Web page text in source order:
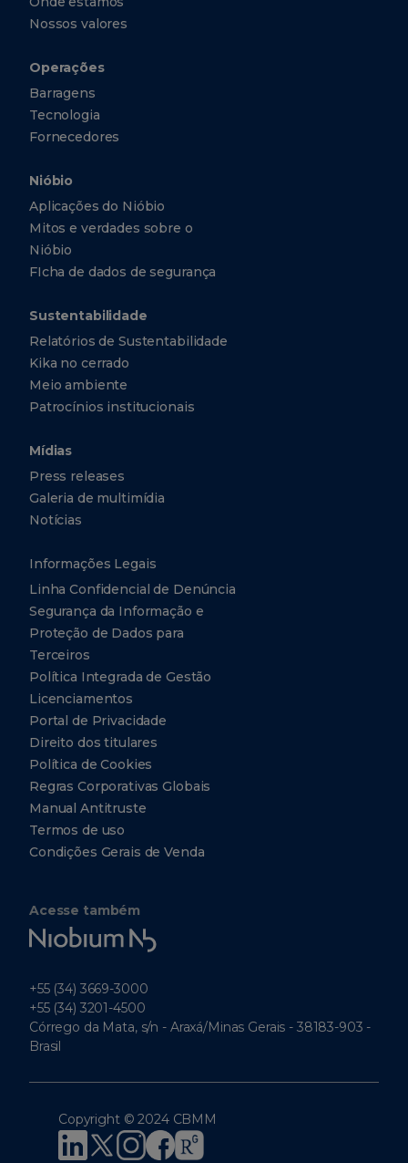
Nossos valores
Operações
Barragens
Tecnologia
Fornecedores
Nióbio
Aplicações do Nióbio
Mitos e verdades sobre o
Nióbio
FIcha de dados de segurança
Sustentabilidade
Relatórios de Sustentabilidade
Kika no cerrado
Meio ambiente
Patrocínios institucionais
Mídias
Press releases
Galeria de multimídia
Notícias
Informações Legais
Linha Confidencial de Denúncia
Segurança da Informação e
Proteção de Dados para
Terceiros
Política Integrada de Gestão
Licenciamentos
Portal de Privacidade
Direito dos titulares
Política de Cookies
Regras Corporativas Globais
Manual Antitruste
Termos de uso
Condições Gerais de Venda
Acesse também
Niobium
+55 (34) 3669-3000
+55 (34) 3201-4500
Córrego da Mata, s/n - Araxá/Minas Gerais - 38183-903 -
Brasil
Copyright © 2024 CBMM